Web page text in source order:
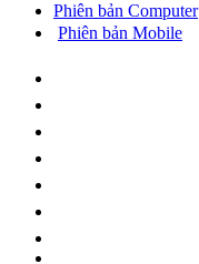
Phiên bản Computer
Phiên bản Mobile